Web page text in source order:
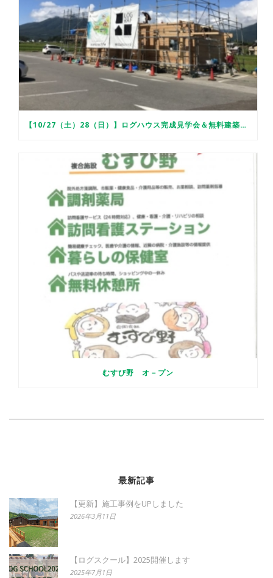
【10/27（土）28（日）】ログハウス完成見学会＆無料建築相談会
むすび野 オ－プン
最新記事
【更新】施工事例をUPしました
2026年3月11日
【ログスクール】2025開催します
2025年7月1日